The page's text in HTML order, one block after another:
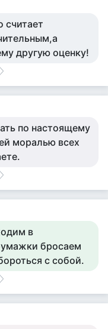
считает
другую оценку!
по настоящему
моралью всех
в
бросаем
с собой.